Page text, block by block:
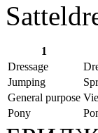
1
Dressage
Jumping
General purpose
Pony